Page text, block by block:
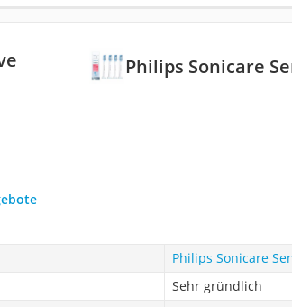
Philips Sonicare
Philips Sonicare
Sehr gründlich